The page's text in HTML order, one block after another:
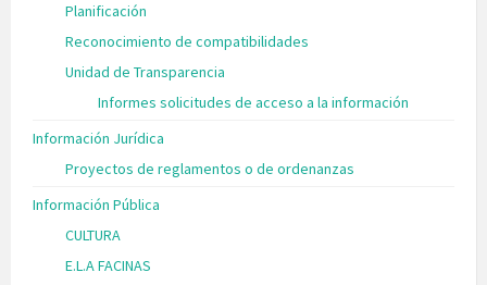
Planificación
Reconocimiento de compatibilidades
Unidad de Transparencia
Informes solicitudes de acceso a la información
Información Jurídica
Proyectos de reglamentos o de ordenanzas
Información Pública
CULTURA
E.L.A FACINAS